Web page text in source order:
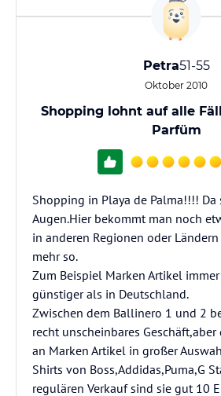
Petra51-55
Oktober 2010
Shopping lohnt auf alle
Parfüm
Shopping in Playa de Palma!!!!
Augen.Hier bekommt man noch
in anderen Regionen oder
mehr so.
Zum Beispiel Marken Artikel
günstiger als in Deutschland.
Zwischen dem Ballinero 1 und 2
recht unscheinbares
an Marken Artikel in großer
Shirts von Boss,Addidas,Puma,G
regulären Verkauf sind sie gut 10